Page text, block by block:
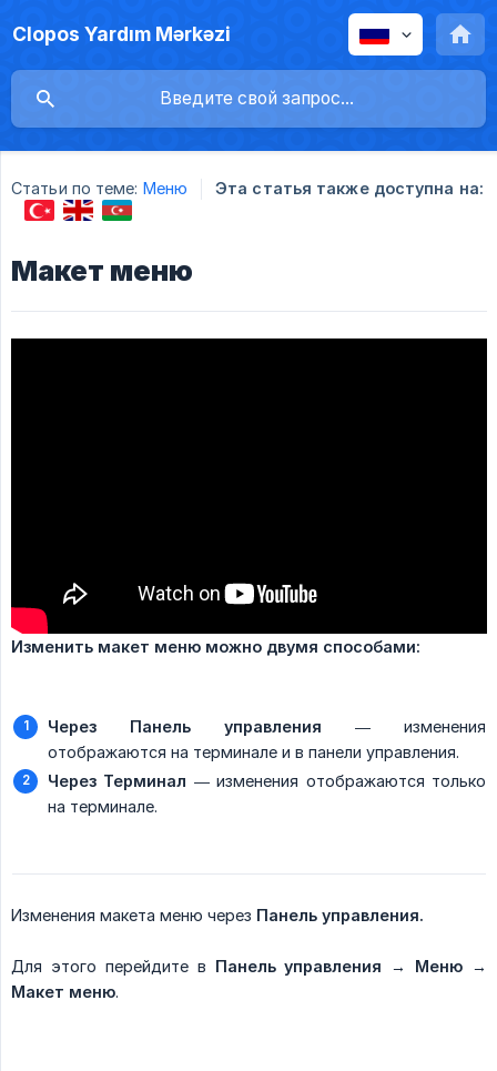
Clopos Yardım Mərkəzi
Статьи по теме: Меню Эта статья также доступна на:
Макет меню
Изменить макет меню можно двумя способами:
Через Панель управления — изменения
отображаются на терминале и в панели управления.
Через Терминал — изменения отображаются только
на терминале.
Изменения макета меню через Панель управления.
Для этого перейдите в Панель управления → Меню →
Макет меню.